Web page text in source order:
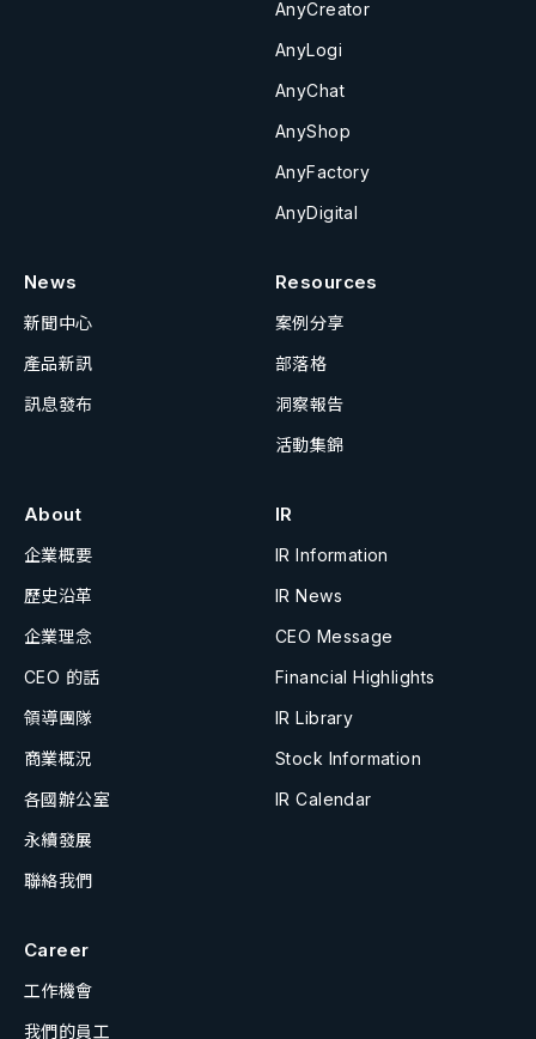
AnyCreator
AnyLogi
AnyChat
AnyShop
AnyFactory
AnyDigital
News
新聞中心
產品新訊
訊息發布
Resources
案例分享
部落格
洞察報告
活動集錦
About
企業概要
歷史沿革
企業理念
CEO 的話
領導團隊
商業概況
各國辦公室
永續發展
聯絡我們
IR
IR Information
IR News
CEO Message
Financial Highlights
IR Library
Stock Information
IR Calendar
Career
工作機會
我們的員工